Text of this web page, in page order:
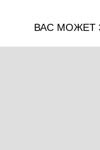
ВАС МОЖЕТ